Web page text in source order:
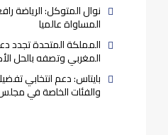
نوال المتوكل: الرياضة
المساواة عالميا
المملكة المتحدة تجدد
المغربي وتصفه بالحل
بايتاس: دعم انتخابي
والفئات الخاصة في